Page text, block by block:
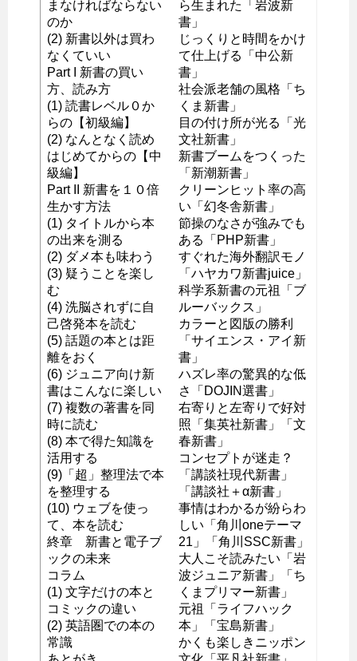
ら生まれた「岩波新
書」
じっくりと時間をかけ
て仕上げる「中公新
書」
社会派老舗の風格「ち
くま新書」
目の付け所が光る「光
文社新書」
新書ブームをつくった
「新潮新書」
クリーンヒット率の高
い「幻冬舎新書」
節操のなさが強みでも
ある「PHP新書」
すぐれた海外翻訳モノ
「ハヤカワ新書juice」
科学系新書の元祖「ブ
ルーバックス」
カラーと図版の勝利
「サイエンス・アイ新
書」
ハズレ率の驚異的な低
さ「DOJIN選書」
右寄りと左寄りで好対
照「集英社新書」「文
春新書」
コンセプトが迷走？
「講談社現代新書」
「講談社＋α新書」
事情はわかるが紛らわ
しい「角川oneテーマ
21」「角川SSC新書」
大人こそ読みたい「岩
波ジュニア新書」「ち
くまプリマー新書」
元祖「ライフハック
本」「宝島新書」
かくも楽しきニッポン
まなければならない
のか
(2) 新書以外は買わ
なくていい
Part I 新書の買い
方、読み方
(1) 読書レベル０か
らの【初級編】
(2) なんとなく読め
はじめてからの【中
級編】
Part II 新書を１０倍
生かす方法
(1) タイトルから本
の出来を測る
(2) ダメ本も味わう
(3) 疑うことを楽し
む
(4) 洗脳されずに自
己啓発本を読む
(5) 話題の本とは距
離をおく
(6) ジュニア向け新
書はこんなに楽しい
(7) 複数の著書を同
時に読む
(8) 本で得た知識を
活用する
(9)「超」整理法で本
を整理する
(10) ウェブを使っ
て、本を読む
終章 新書と電子ブ
ックの未来
コラム
(1) 文字だけの本と
コミックの違い
(2) 英語圏での本の
常識